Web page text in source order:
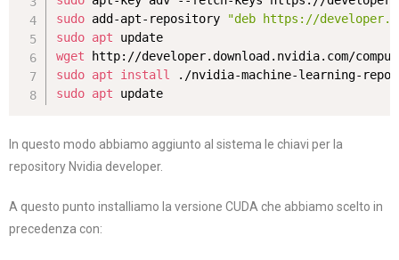
sudo add-apt-repository
"deb https://
sudo apt
wget
sudo apt
install
sudo apt update
In questo modo abbiamo aggiunto al sistema le chiavi per la
repository Nvidia developer.
A questo punto installiamo la versione CUDA che abbiamo scelto in
precedenza con: